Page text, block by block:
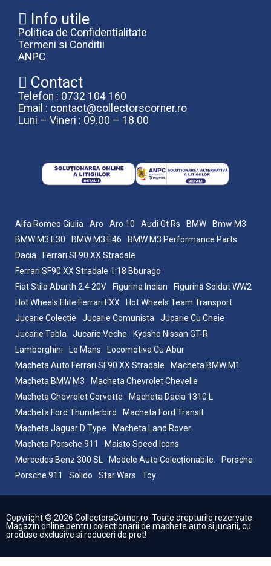
Info utile
Politica de Confidentialitate
Termeni si Conditii
ANPC
Contact
Telefon : 0732 104 160
Email : contact@collectorscorner.ro
Luni – Vineri : 09.00 – 18.00
Alfa Romeo Giulia Aro Aro 10 Audi Gt Rs BMW
Bmw M3
BMW M3 E30
BMW M3 E46
BMW M3 Performance Parts
Dacia
Ferrari SF90 XX Stradale
Ferrari SF90 XX Stradale 1:18 Bburago
Fiat Stilo Abarth 2.4 20V
Figurina Indian
Figurină Soldat WW2
Hot Wheels Elite Ferrari FXX
Hot Wheels Team Transport
Jucarie Colectie
Jucarie Comunista
Jucarie Cu Cheie
Jucarie Tabla
Jucarie Veche
Kyosho Nissan GT-R
Lamborghini
Le Mans
Locomotiva Cu Abur
Macheta Auto Ferrari SF90 XX Stradale
Macheta BMW M1
Macheta BMW M3
Macheta Chevrolet Chevelle
Macheta Chevrolet Corvette
Macheta Dacia 1310 L
Macheta Ford Thunderbird
Macheta Ford Transit
Macheta Jaguar D Type
Macheta Land Rover
Macheta Porsche 911
Maisto Speed Icons
Mercedes Benz 300 SL
Modele Auto Colecționabile.
Porsche
Porsche 911
Solido Star Wars Toy
Copyright © 2026 CollectorsCorner.ro. Toate drepturile rezervate.
Magazin online pentru colectionarii de machete auto si jucarii, cu
produse exclusive si reduceri de pret!